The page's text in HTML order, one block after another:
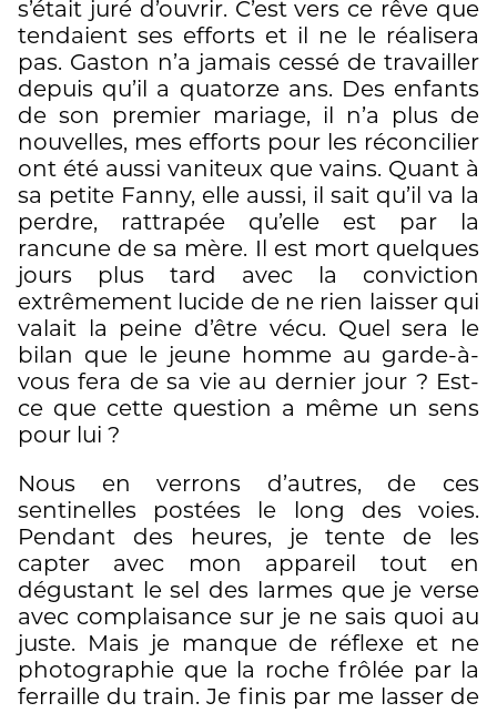
s’était juré d’ouvrir. C’est vers ce rêve que
tendaient ses efforts et il ne le réalisera
pas. Gaston n’a jamais cessé de travailler
depuis qu’il a quatorze ans. Des enfants
de son premier mariage, il n’a plus de
nouvelles, mes efforts pour les réconcilier
ont été aussi vaniteux que vains. Quant à
sa petite Fanny, elle aussi, il sait qu’il va la
perdre, rattrapée qu’elle est par la
rancune de sa mère. Il est mort quelques
jours plus tard avec la conviction
extrêmement lucide de ne rien laisser qui
valait la peine d’être vécu. Quel sera le
bilan que le jeune homme au garde-à-
vous fera de sa vie au dernier jour ? Est-
ce que cette question a même un sens
pour lui ?
Nous en verrons d’autres, de ces
sentinelles postées le long des voies.
Pendant des heures, je tente de les
capter avec mon appareil tout en
dégustant le sel des larmes que je verse
avec complaisance sur je ne sais quoi au
juste. Mais je manque de réflexe et ne
photographie que la roche frôlée par la
ferraille du train. Je finis par me lasser de